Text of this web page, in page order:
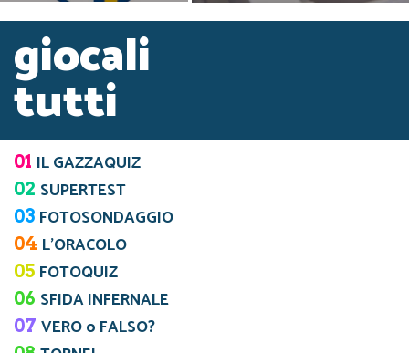
giocali
tutti
01 IL GAZZAQUIZ
02 SUPERTEST
03 FOTOSONDAGGIO
04 L’ORACOLO
05 FOTOQUIZ
06 SFIDA INFERNALE
07 VERO o FALSO?